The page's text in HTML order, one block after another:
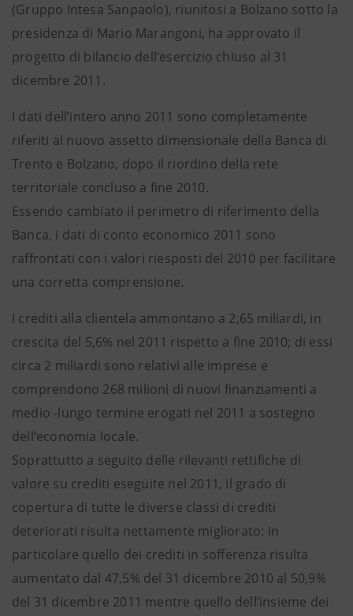
(Gruppo Intesa Sanpaolo), riunitosi a Bolzano sotto la
presidenza di Mario Marangoni, ha approvato il
progetto di bilancio dell’esercizio chiuso al 31
dicembre 2011.
I dati dell’intero anno 2011 sono completamente
riferiti al nuovo assetto dimensionale della Banca di
Trento e Bolzano, dopo il riordino della rete
territoriale concluso a fine 2010.
Essendo cambiato il perimetro di riferimento della
Banca, i dati di conto economico 2011 sono
raffrontati con i valori riesposti del 2010 per facilitare
una corretta comprensione.
I crediti alla clientela ammontano a 2,65 miliardi, in
crescita del 5,6% nel 2011 rispetto a fine 2010; di essi
circa 2 miliardi sono relativi alle imprese e
comprendono 268 milioni di nuovi finanziamenti a
medio -lungo termine erogati nel 2011 a sostegno
dell’economia locale.
Soprattutto a seguito delle rilevanti rettifiche di
valore su crediti eseguite nel 2011, il grado di
copertura di tutte le diverse classi di crediti
deteriorati risulta nettamente migliorato: in
particolare quello dei crediti in sofferenza risulta
aumentato dal 47,5% del 31 dicembre 2010 al 50,9%
del 31 dicembre 2011 mentre quello dell’insieme dei